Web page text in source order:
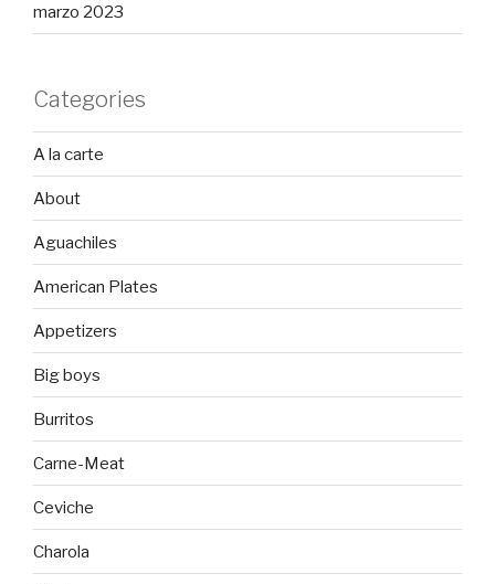
marzo 2023
Categories
A la carte
About
Aguachiles
American Plates
Appetizers
Big boys
Burritos
Carne-Meat
Ceviche
Charola